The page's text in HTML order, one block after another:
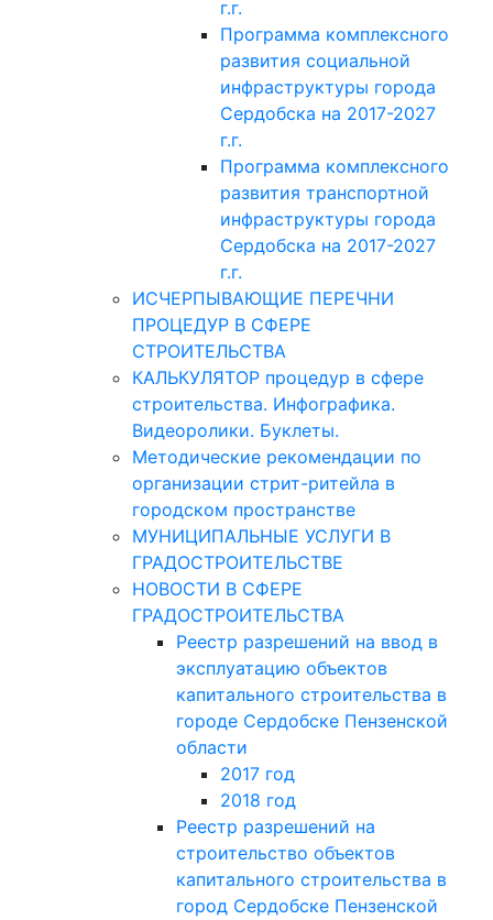
г.г.
Программа комплексного
развития социальной
инфраструктуры города
Сердобска на 2017-2027
г.г.
Программа комплексного
развития транспортной
инфраструктуры города
Сердобска на 2017-2027
г.г.
ИСЧЕРПЫВАЮЩИЕ ПЕРЕЧНИ
ПРОЦЕДУР В СФЕРЕ
СТРОИТЕЛЬСТВА
КАЛЬКУЛЯТОР процедур в сфере
строительства. Инфографика.
Видеоролики. Буклеты.
Методические рекомендации по
организации стрит-ритейла в
городском пространстве
МУНИЦИПАЛЬНЫЕ УСЛУГИ В
ГРАДОСТРОИТЕЛЬСТВЕ
НОВОСТИ В СФЕРЕ
ГРАДОСТРОИТЕЛЬСТВА
Реестр разрешений на ввод в
эксплуатацию объектов
капитального строительства в
городе Сердобске Пензенской
области
2017 год
2018 год
Реестр разрешений на
строительство объектов
капитального строительства в
город Сердобске Пензенской